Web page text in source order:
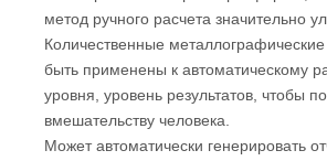
метод ручного расчета значительно
Количественные
быть применены к автоматическому
уровня, уровень результатов, чтобы
вмешательству человека.
Может автоматически генерировать